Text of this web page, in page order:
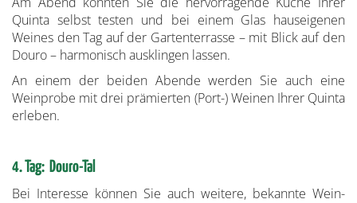
Quinta selbst testen und bei einem Glas hauseigenen
Weines den Tag auf der Gartenterrasse – mit Blick auf den
Douro – harmonisch ausklingen lassen.
An einem der beiden Abende werden Sie auch eine
Weinprobe mit drei prämierten (Port-) Weinen Ihrer Quinta
erleben.
4. Tag: Douro-Tal
Bei Interesse können Sie auch weitere, bekannte Wein-